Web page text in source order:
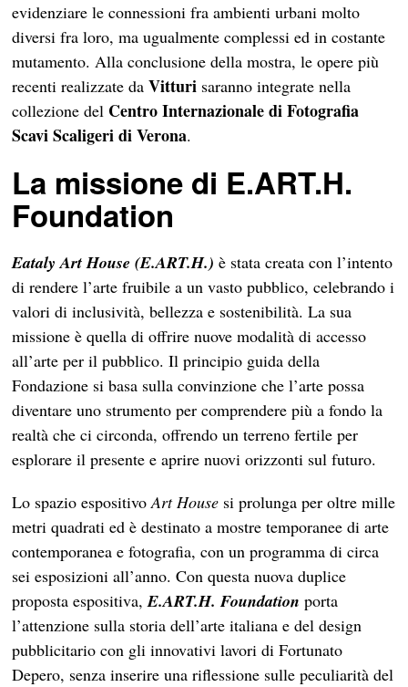
evidenziare le connessioni fra ambienti urbani molto
diversi fra loro, ma ugualmente complessi ed in costante
mutamento. Alla conclusione della mostra, le opere più
recenti realizzate daVitturi saranno integrate nella
collezione del Centro Internazionale di Fotografia
Scavi Scaligeri di Verona.
La missione di E.ART.H.
Foundation
Eataly Art House (E.ART.H.) è stata creata con l’intento
di rendere l’arte fruibile a un vasto pubblico, celebrando i
valori di inclusività, bellezza e sostenibilità. La sua
missione è quella di offrire nuove modalità di accesso
all’arte per il pubblico. Il principio guida della
Fondazione si basa sulla convinzione che l’arte possa
diventare uno strumento per comprendere più a fondo la
realtà che ci circonda, offrendo un terreno fertile per
esplorare il presente e aprire nuovi orizzonti sul futuro.
Lo spazio espositivoArt House si prolunga per oltre mille
metri quadrati ed è destinato a mostre temporanee di arte
contemporanea e fotografia, con un programma di circa
sei esposizioni all’anno. Con questa nuova duplice
proposta espositiva,E.ART.H. Foundation porta
l’attenzione sulla storia dell’arte italiana e del design
pubblicitario con gli innovativi lavori di Fortunato
Depero, senza inserire una riflessione sulle peculiarità del